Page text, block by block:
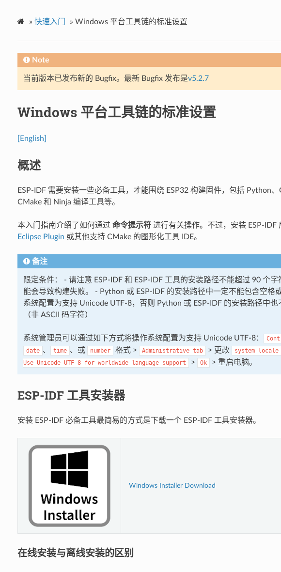
» 快速入门 » Windows 平台工具链的标准设置
Note
当前版本已发布新的 Bugfix。最新 Bugfix 发布是v5.2.7
Windows 平台工具链的标准设置
[English]
概述
ESP-IDF 需要安装一些必备工具，才能围绕 ESP32 构建固件，包括 Python、
CMake 和 Ninja 编译工具等。
本入门指南介绍了如何通过 命令提示符进行有关操作。不过，安装 ESP-IDF
Eclipse Plugin 或其他支持 CMake 的图形化工具 IDE。
备注
限定条件： - 请注意 ESP-IDF 和 ESP-IDF 工具的安装路径不能超过 90 个字
能会导致构建失败。 - Python 或 ESP-IDF 的安装路径中一定不能包含空格
系统配置为支持 Unicode UTF-8，否则 Python 或 ESP-IDF 的安装路径中
（非 ASCII 码字符）
系统管理员可以通过如下方式将操作系统配置为支持 Unicode UTF-8：
date 、 time 、或 number 格式 > Administrative tab > 更改 system locale
Use Unicode UTF-8 for worldwide language support > Ok > 重启电脑。
ESP-IDF 工具安装器
安装 ESP-IDF 必备工具最简易的方式是下载一个 ESP-IDF 工具安装器。
Windows Installer Download
在线安装与离线安装的区别